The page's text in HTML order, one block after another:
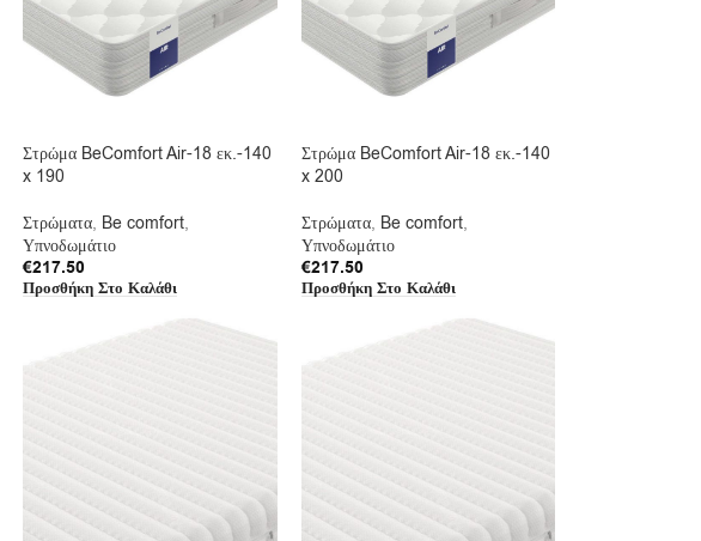
Στρώμα BeComfort Air-18 εκ.-140
x 190
Στρώματα, Be comfort,
Υπνοδωμάτιο
€217.50
Προσθήκη Στο Καλάθι
Στρώμα BeComfort Air-18 εκ.-140
x 200
Στρώματα, Be comfort,
Υπνοδωμάτιο
€217.50
Προσθήκη Στο Καλάθι